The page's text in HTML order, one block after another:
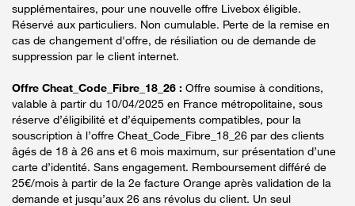
supplémentaires, pour une nouvelle offre Livebox éligible.
Réservé aux particuliers. Non cumulable. Perte de la remise en
cas de changement d'offre, de résiliation ou de demande de
suppression par le client internet.
Offre Cheat_Code_Fibre_18_26 : Offre soumise à conditions,
valable à partir du 10/04/2025 en France métropolitaine, sous
réserve d’éligibilité et d’équipements compatibles, pour la
souscription à l’offre Cheat_Code_Fibre_18_26 par des clients
âgés de 18 à 26 ans et 6 mois maximum, sur présentation d’une
carte d’identité. Sans engagement. Remboursement différé de
25€/mois à partir de la 2e facture Orange après validation de la
demande et jusqu’aux 26 ans révolus du client. Un seul